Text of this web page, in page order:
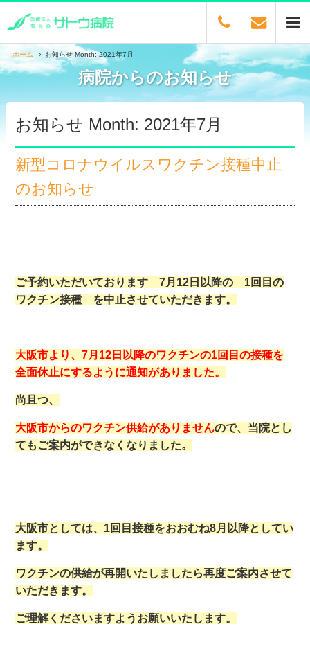
ホーム お知らせ Month: 2021年7月
病院からのお知らせ
お知らせ Month: 2021年7月
新型コロナウイルスワクチン接種中止
のお知らせ
ご予約いただいております 7月12日以降の 1回目の
ワクチン接種 を中止させていただきます。
大阪市より、7月12日以降のワクチンの1回目の接種を
全面休止にするように通知がありました。
尚且つ、
大阪市からのワクチン供給がありませんので、当院とし
てもご案内ができなくなりました。
大阪市としては、1回目接種をおおむね8月以降としてい
ます。
ワクチンの供給が再開いたしましたら再度ご案内させて
いただきます。
ご理解くださいますようお願いいたします。